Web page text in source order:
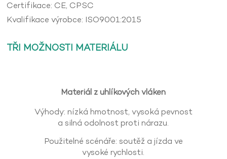
Certifikace: CE, CPSC
Kvalifikace výrobce: ISO9001:2015
TŘI MOŽNOSTI MATERIÁLU
Materiál z uhlíkových vláken
Výhody: nízká hmotnost, vysoká pevnost
a silná odolnost proti nárazu.
Použitelné scénáře: soutěž a jízda ve
vysoké rychlosti.